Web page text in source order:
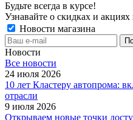
Будьте всегда в курсе!
Узнавайте о скидках и
Новости магазина
Новости
Все новости
24 июля 2026
10 лет Кластеру автопрома:
отрасли
9 июля 2026
Открываем новые точки